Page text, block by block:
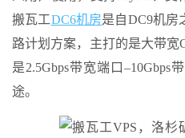
搬瓦工DC6机房是自DC9机房
路计划方案，主打的是大带
是2.5Gbps带宽端口–10Gbps
途。